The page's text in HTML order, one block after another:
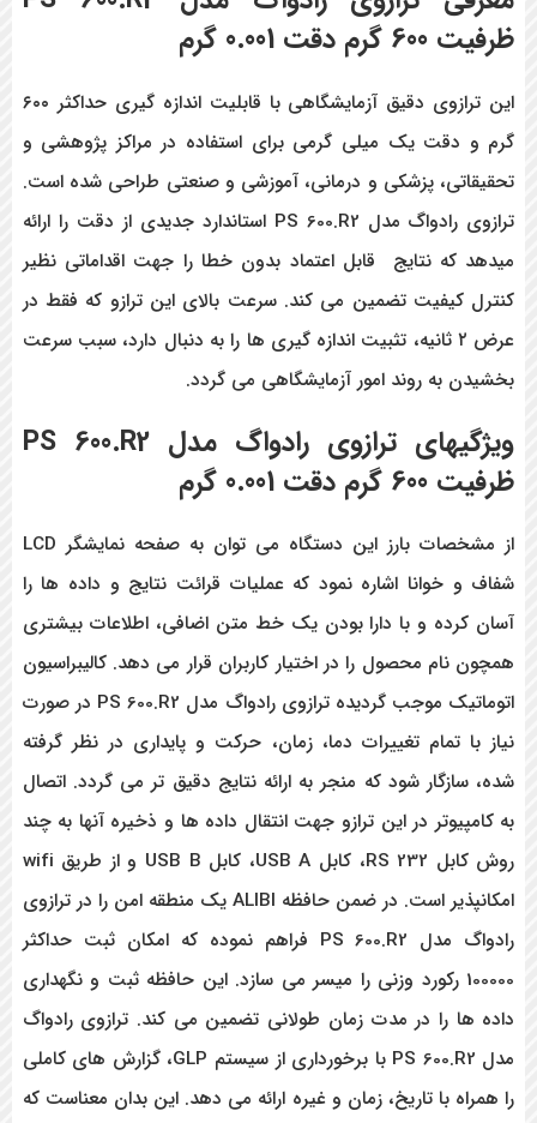
ظرفیت 600 گرم دقت 0.001 گرم
این ترازوی دقیق آزمایشگاهی با قابلیت اندازه گیری حداکثر ۶۰۰
گرم و دقت یک میلی گرمی برای استفاده در مراکز پژوهشی و
تحقیقاتی، پزشکی و درمانی، آموزشی و صنعتی طراحی شده است.
ترازوی رادواگ مدل PS 600.R2 استاندارد جدیدی از دقت را ارائه
میدهد که نتایج قابل اعتماد بدون خطا را جهت اقداماتی نظیر
کنترل کیفیت تضمین می کند. سرعت بالای این ترازو که فقط در
عرض ۲ ثانیه، تثبیت اندازه گیری ها را به دنبال دارد، سبب سرعت
بخشیدن به روند امور آزمایشگاهی می گردد.
ویژگیهای ترازوی رادواگ مدل PS 600.R2
ظرفیت 600 گرم دقت 0.001 گرم
از مشخصات بارز این دستگاه می توان به صفحه نمایشگر LCD
شفاف و خوانا اشاره نمود که عملیات قرائت نتایج و داده ها را
آسان کرده و با دارا بودن یک خط متن اضافی، اطلاعات بیشتری
همچون نام محصول را در اختیار کاربران قرار می دهد. کالیبراسیون
اتوماتیک موجب گردیده ترازوی رادواگ مدل PS 600.R2 در صورت
نیاز با تمام تغییرات دما، زمان، حرکت و پایداری در نظر گرفته
شده، سازگار شود که منجر به ارائه نتایج دقیق تر می گردد. اتصال
به کامپیوتر در این ترازو جهت انتقال داده ها و ذخیره آنها به چند
روش کابل RS 232، کابل USB A، کابل USB B و از طریق wifi
امکانپذیر است. در ضمن حافظه ALIBI یک منطقه امن را در ترازوی
رادواگ مدل PS 600.R2 فراهم نموده که امکان ثبت حداکثر
100000 رکورد وزنی را میسر می سازد. این حافظه ثبت و نگهداری
داده ها را در مدت زمان طولانی تضمین می کند. ترازوی رادواگ
مدل PS 600.R2 با برخورداری از سیستم GLP، گزارش های کاملی
را همراه با تاریخ، زمان و غیره ارائه می دهد. این بدان معناست که